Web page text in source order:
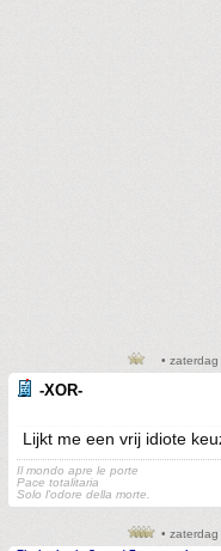
•
-XOR-
Lijkt me een vrij idiote
Il mondo apre le porte
Pace totalitaria
Solo l'odore della morte.
•